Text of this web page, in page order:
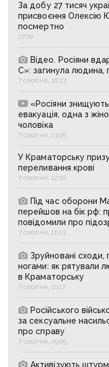
За добу 27 тисяч
присвоєння Олексію
посмертно
07:00
Відео. Росіяни
С»: загинула людина,
7 серпня, 16:27
«Росіяни знищують
евакуація, одна з
чоловіка
7 серпня, 13:05
У Краматорську
переливання крові
7 серпня, 12:16
Під час оборони
перейшов на бік рф:
повідомили про
7 серпня, 11:03
Зруйновані сходи,
ногами: як рятували
в Краматорську
7 серпня, 10:17
Російського
за сексуальне
про справу
7 серпня, 09:05
Активізують